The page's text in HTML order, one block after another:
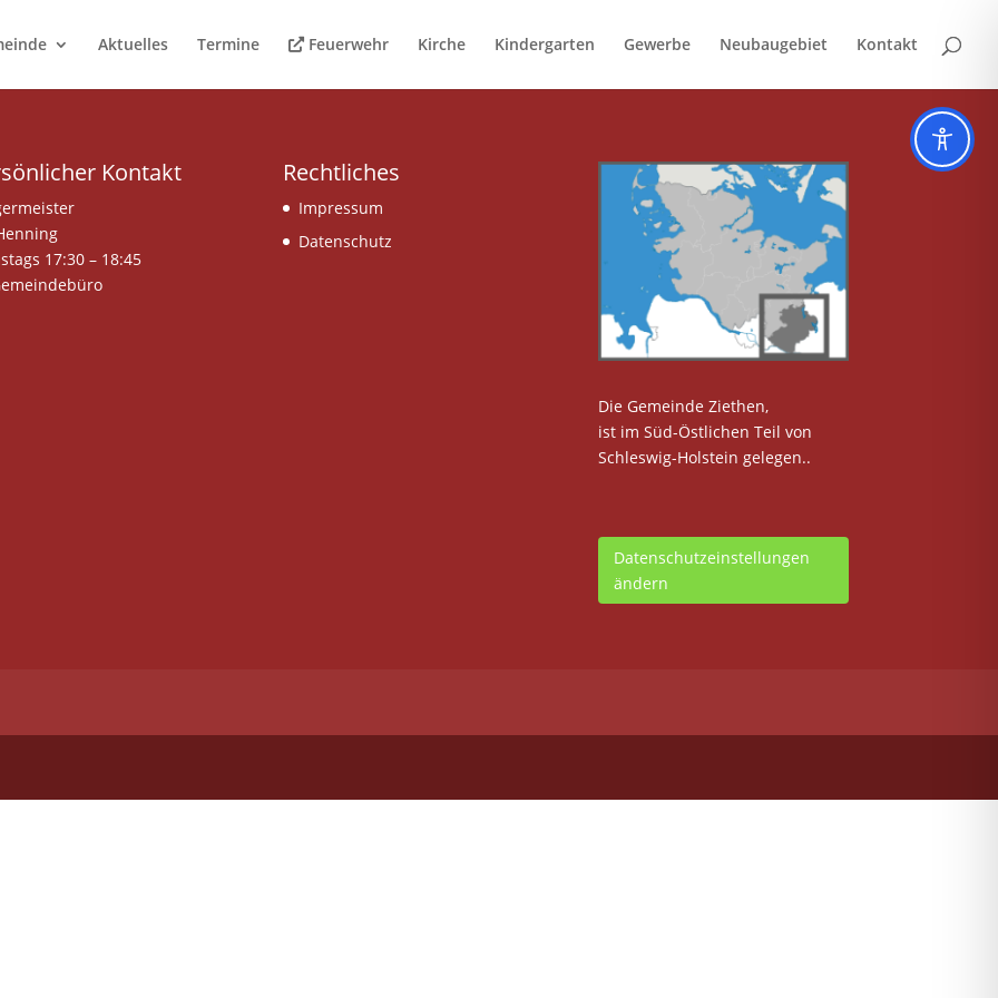
Aktuelles Termine Feuerwehr Kirche Kindergarten Gewerbe Neubaugebiet Kontakt
Kontakt
17:30 – 18:45
Rechtliches
Impressum
Datenschutz
Die Gemeinde Ziethen,
ist im Süd-Östlichen Teil von
Schleswig-Holstein gelegen..
Datenschutzeinstellungen
ändern